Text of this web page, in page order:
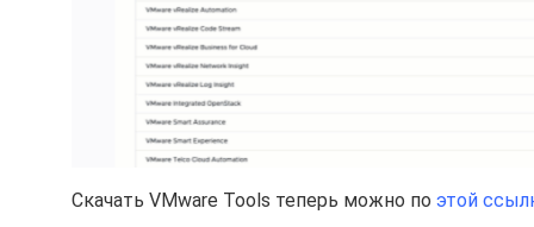
Скачать VMware Tools теперь можно по этой